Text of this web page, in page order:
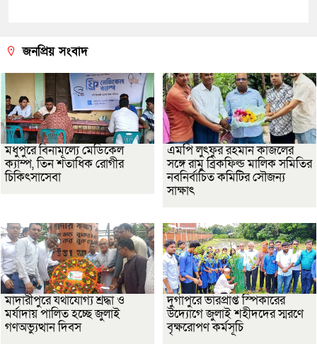
জনপ্রিয় সংবাদ
মধুপুরে বিনামূল্যে মেডিকেল
ক্যাম্প, তিন শতাধিক রোগীর
চিকিৎসাসেবা
এমপি লুৎফুর রহমান কাজলের
সঙ্গে রামু ব্রিকফিল্ড মালিক সমিতির
নবনির্বাচিত কমিটির সৌজন্য
সাক্ষাৎ
মাদারীপুরে যথাযোগ্য শ্রদ্ধা ও
মর্যাদায় পালিত হচ্ছে জুলাই
গণঅভ্যুত্থান দিবস
দুর্গাপুরে ভারপ্রাপ্ত স্পিকারের
উদ্যোগে জুলাই শহীদদের স্মরণে
বৃক্ষরোপণ কর্মসূচি